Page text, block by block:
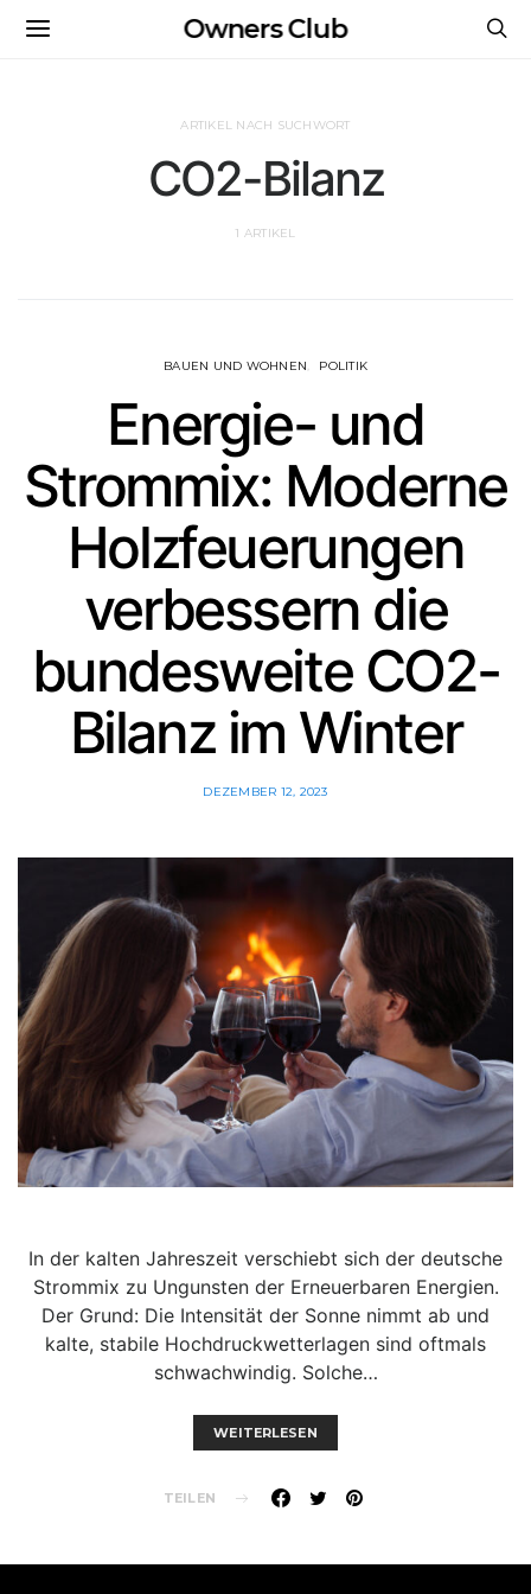
Owners Club
ARTIKEL NACH SUCHWORT
CO2-Bilanz
1 ARTIKEL
BAUEN UND WOHNEN POLITIK
Energie- und
Strommix: Moderne
Holzfeuerungen
verbessern die
bundesweite CO2-
Bilanz im Winter
DEZEMBER 12, 2023
In der kalten Jahreszeit verschiebt sich der deutsche
Strommix zu Ungunsten der Erneuerbaren Energien.
Der Grund: Die Intensität der Sonne nimmt ab und
kalte, stabile Hochdruckwetterlagen sind oftmals
schwachwindig. Solche…
WEITERLESEN
TEILEN